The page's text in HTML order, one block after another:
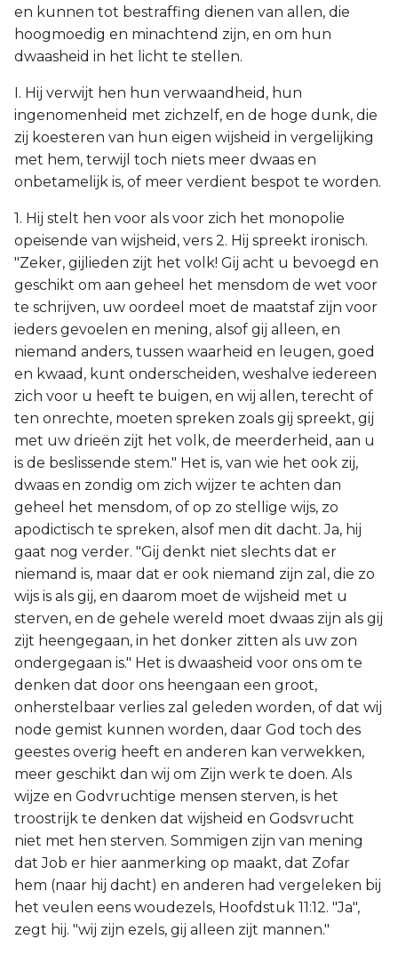
en kunnen tot bestraffing dienen van allen, die
hoogmoedig en minachtend zijn, en om hun
dwaasheid in het licht te stellen.
I. Hij verwijt hen hun verwaandheid, hun
ingenomenheid met zichzelf, en de hoge dunk, die
zij koesteren van hun eigen wijsheid in vergelijking
met hem, terwijl toch niets meer dwaas en
onbetamelijk is, of meer verdient bespot te worden.
1. Hij stelt hen voor als voor zich het monopolie
opeisende van wijsheid, vers 2. Hij spreekt ironisch.
"Zeker, gijlieden zijt het volk! Gij acht u bevoegd en
geschikt om aan geheel het mensdom de wet voor
te schrijven, uw oordeel moet de maatstaf zijn voor
ieders gevoelen en mening, alsof gij alleen, en
niemand anders, tussen waarheid en leugen, goed
en kwaad, kunt onderscheiden, weshalve iedereen
zich voor u heeft te buigen, en wij allen, terecht of
ten onrechte, moeten spreken zoals gij spreekt, gij
met uw drieën zijt het volk, de meerderheid, aan u
is de beslissende stem." Het is, van wie het ook zij,
dwaas en zondig om zich wijzer te achten dan
geheel het mensdom, of op zo stellige wijs, zo
apodictisch te spreken, alsof men dit dacht. Ja, hij
gaat nog verder. "Gij denkt niet slechts dat er
niemand is, maar dat er ook niemand zijn zal, die zo
wijs is als gij, en daarom moet de wijsheid met u
sterven, en de gehele wereld moet dwaas zijn als gij
zijt heengegaan, in het donker zitten als uw zon
ondergegaan is." Het is dwaasheid voor ons om te
denken dat door ons heengaan een groot,
onherstelbaar verlies zal geleden worden, of dat wij
node gemist kunnen worden, daar God toch des
geestes overig heeft en anderen kan verwekken,
meer geschikt dan wij om Zijn werk te doen. Als
wijze en Godvruchtige mensen sterven, is het
troostrijk te denken dat wijsheid en Godsvrucht
niet met hen sterven. Sommigen zijn van mening
dat Job er hier aanmerking op maakt, dat Zofar
hem (naar hij dacht) en anderen had vergeleken bij
het veulen eens woudezels, Hoofdstuk 11:12. "Ja",
zegt hij. "wij zijn ezels, gij alleen zijt mannen."